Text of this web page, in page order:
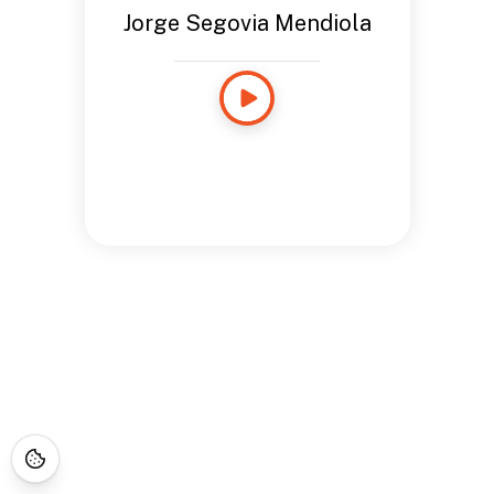
Jorge Segovia Mendiola